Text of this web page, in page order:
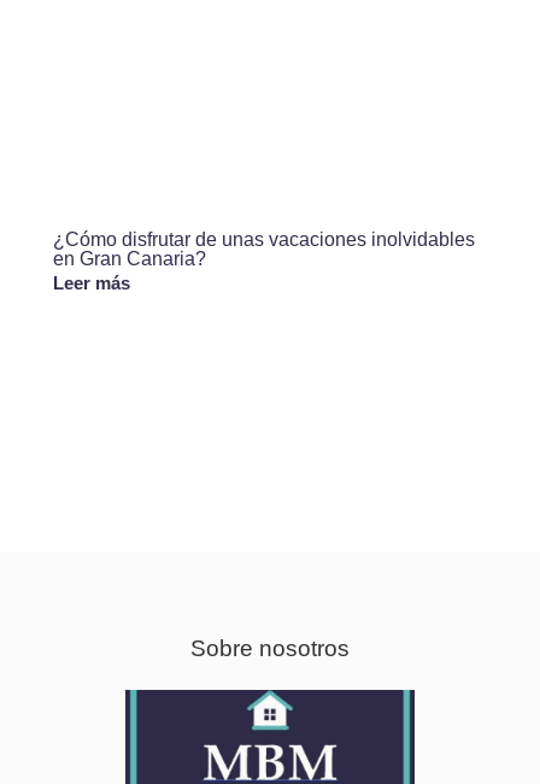
¿Cómo disfrutar de unas vacaciones inolvidables
en Gran Canaria?
Leer más
Sobre nosotros